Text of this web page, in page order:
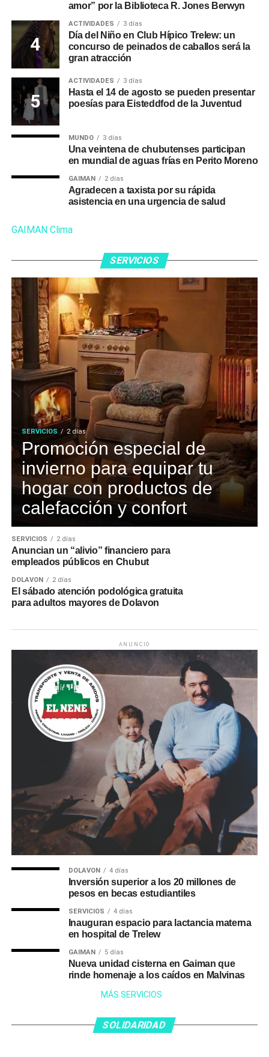
amor” por la Biblioteca R. Jones Berwyn
ACTIVIDADES 3 días
Día del Niño en Club Hípico Trelew: un
concurso de peinados de caballos será la
gran atracción
ACTIVIDADES 3 días
Hasta el 14 de agosto se pueden presentar
poesías para Eisteddfod de la Juventud
MUNDO 3 días
Una veintena de chubutenses participan
en mundial de aguas frías en Perito Moreno
GAIMAN 2 días
Agradecen a taxista por su rápida
asistencia en una urgencia de salud
GAIMAN Clima
SERVICIOS
SERVICIOS 2 días
Promoción especial de
invierno para equipar tu
hogar con productos de
calefacción y confort
SERVICIOS 2 días
Anuncian un “alivio” financiero para
empleados públicos en Chubut
DOLAVON 2 días
El sábado atención podológica gratuita
para adultos mayores de Dolavon
ANUNCIO
DOLAVON 4 días
Inversión superior a los 20 millones de
pesos en becas estudiantiles
SERVICIOS 4 días
Inauguran espacio para lactancia materna
en hospital de Trelew
GAIMAN 5 días
Nueva unidad cisterna en Gaiman que
rinde homenaje a los caídos en Malvinas
MÁS SERVICIOS
SOLIDARIDAD
Julián ya tiene donantes: su mamá
acompañándolo con oraciones
Familiares y amigos piden una cadena de
oración por Verónica Manyauik